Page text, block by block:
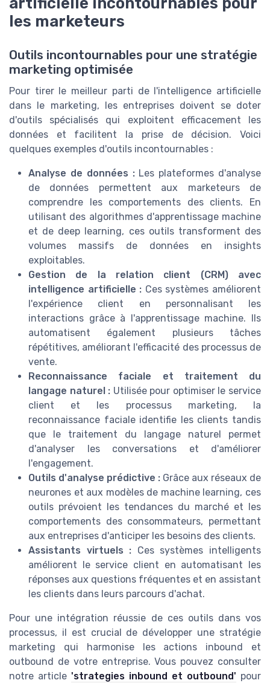
les marketeurs
Outils incontournables pour une stratégie
marketing optimisée
Pour tirer le meilleur parti de l'intelligence artificielle
dans le marketing, les entreprises doivent se doter
d'outils spécialisés qui exploitent efficacement les
données et facilitent la prise de décision. Voici
quelques exemples d'outils incontournables :
Analyse de données :Les plateformes d'analyse
de données permettent aux marketeurs de
comprendre les comportements des clients. En
utilisant des algorithmes d'apprentissage machine
et de deep learning, ces outils transforment des
volumes massifs de données en insights
exploitables.
Gestion de la relation client (CRM) avec
intelligence artificielle : Ces systèmes améliorent
l'expérience client en personnalisant les
interactions grâce à l'apprentissage machine. Ils
automatisent également plusieurs tâches
répétitives, améliorant l'efficacité des processus de
vente.
Reconnaissance faciale et traitement du
langage naturel : Utilisée pour optimiser le service
client et les processus marketing, la
reconnaissance faciale identifie les clients tandis
que le traitement du langage naturel permet
d'analyser les conversations et d'améliorer
l'engagement.
Outils d'analyse prédictive : Grâce aux réseaux de
neurones et aux modèles de machine learning, ces
outils prévoient les tendances du marché et les
comportements des consommateurs, permettant
aux entreprises d'anticiper les besoins des clients.
Assistants virtuels : Ces systèmes intelligents
améliorent le service client en automatisant les
réponses aux questions fréquentes et en assistant
les clients dans leurs parcours d'achat.
Pour une intégration réussie de ces outils dans vos
processus, il est crucial de développer une stratégie
marketing qui harmonise les actions inbound et
outbound de votre entreprise. Vous pouvez consulter
notre article 'strategies inbound et outbound' pour